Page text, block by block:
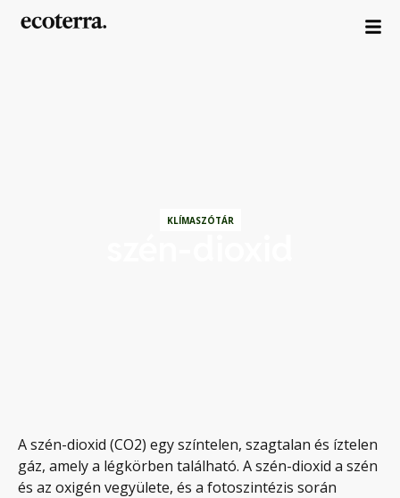
KLÍMASZÓTÁR
A szén-dioxid (CO2) egy színtelen, szagtalan és íztelen
gáz, amely a légkörben található. A szén-dioxid a szén
és az oxigén vegyülete, és a fotoszintézis során